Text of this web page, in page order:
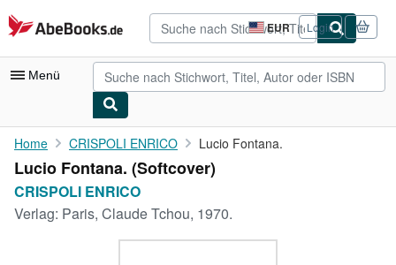
Zum Hauptinhalt
AbeBooks.de EUR
Seite
der
Einkaufseinstellungen.
Login
Menü
Nutzerkonto
Meine Bestellungen
Home CRISPOLI ENRICO Lucio Fontana.
Lucio Fontana. (Softcover)
CRISPOLI ENRICO
Verlag: Paris, Claude Tchou, 1970.